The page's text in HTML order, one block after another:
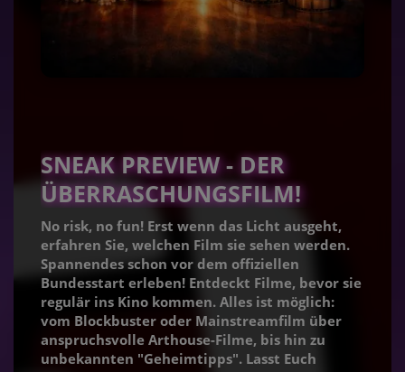
SNEAK PREVIEW - DER
ÜBERRASCHUNGSFILM!
No risk, no fun! Erst wenn das Licht ausgeht,
erfahren Sie, welchen Film sie sehen werden.
Spannendes schon vor dem offiziellen
Bundesstart erleben! Entdeckt Filme, bevor sie
regulär ins Kino kommen. Alles ist möglich:
vom Blockbuster oder Mainstreamfilm über
anspruchsvolle Arthouse-Filme, bis hin zu
unbekannten "Geheimtipps". Lasst Euch